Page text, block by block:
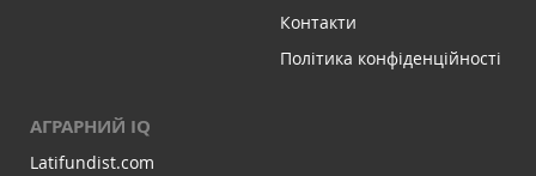
Контакти
Політика конфіденційності
АГРАРНИЙ IQ
Latifundist.com